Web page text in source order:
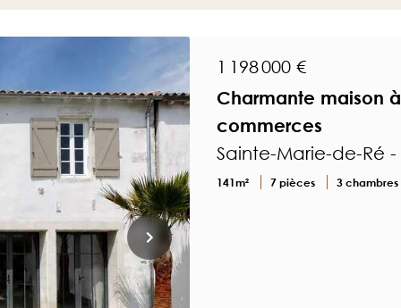
1 198 000 €
Charmante maison
commerces
Sainte-Marie-de-Ré
141m² 7 pièces 3 chambres